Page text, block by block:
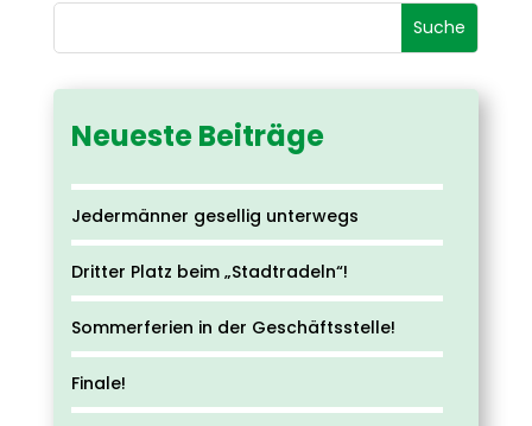
Neueste Beiträge
Jedermänner gesellig unterwegs
Dritter Platz beim „Stadtradeln“!
Sommerferien in der Geschäftsstelle!
Finale!